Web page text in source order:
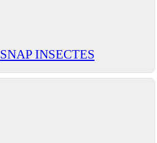
SNAP INSECTES